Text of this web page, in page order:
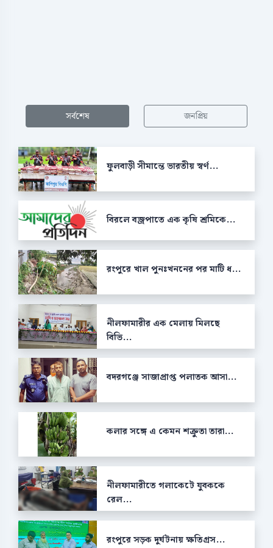
সর্বশেষ জনপ্রিয়
ফুলবাড়ী সীমান্তে ভারতীয় স্বর্ণ...
বিরলে বজ্রপাতে এক কৃষি শ্রমিকে...
রংপুরে খাল পুনঃখননের পর মাটি ধ...
নীলফামারীর এক মেলায় মিলছে
বিভি...
বদরগঞ্জে সাজাপ্রাপ্ত পলাতক আসা...
কলার সঙ্গে এ কেমন শক্রুতা তারা...
নীলফামারীতে গলাকেটে যুবককে
রেল...
রংপুরে সড়ক দুর্ঘটনায় ক্ষতিগ্রস...